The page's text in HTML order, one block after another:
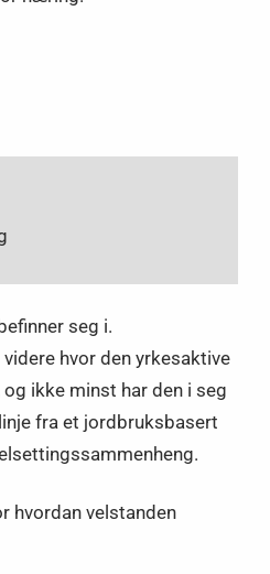
seg i.
hvor den yrkesaktive
ikke minst har den i seg
fra et jordbruksbasert
hvordan velstanden